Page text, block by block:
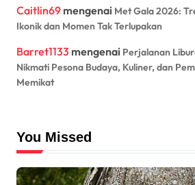
Caitlin69 mengenai Met Gala 2026:
Ikonik dan Momen Tak Terlupakan
Barret1133 mengenai Perjalanan
Nikmati Pesona Budaya, Kuliner, dan
Memikat
You Missed